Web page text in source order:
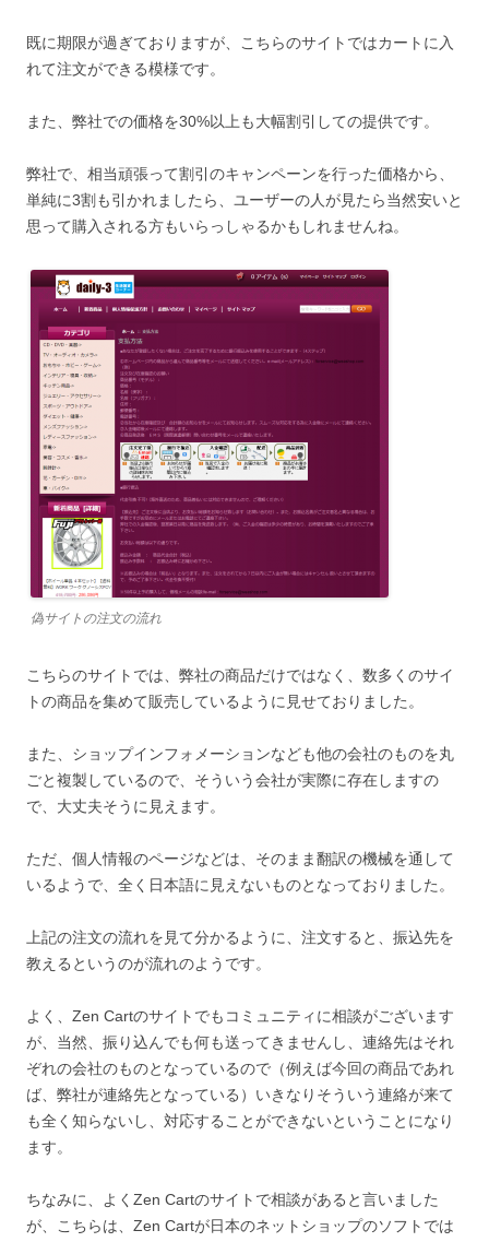
既に期限が過ぎておりますが、こちらのサイトではカートに入
れて注文ができる模様です。
また、弊社での価格を30%以上も大幅割引しての提供です。
弊社で、相当頑張って割引のキャンペーンを行った価格から、
単純に3割も引かれましたら、ユーザーの人が見たら当然安いと
思って購入される方もいらっしゃるかもしれませんね。
偽サイトの注文の流れ
こちらのサイトでは、弊社の商品だけではなく、数多くのサイ
トの商品を集めて販売しているように見せておりました。
また、ショップインフォメーションなども他の会社のものを丸
ごと複製しているので、そういう会社が実際に存在しますの
で、大丈夫そうに見えます。
ただ、個人情報のページなどは、そのまま翻訳の機械を通して
いるようで、全く日本語に見えないものとなっておりました。
上記の注文の流れを見て分かるように、注文すると、振込先を
教えるというのが流れのようです。
よく、Zen Cartのサイトでもコミュニティに相談がございます
が、当然、振り込んでも何も送ってきませんし、連絡先はそれ
ぞれの会社のものとなっているので（例えば今回の商品であれ
ば、弊社が連絡先となっている）いきなりそういう連絡が来て
も全く知らないし、対応することができないということになり
ます。
ちなみに、よくZen Cartのサイトで相談があると言いました
が、こちらは、Zen Cartが日本のネットショップのソフトでは